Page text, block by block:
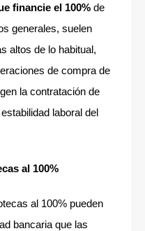
financie el 100% de
generales, suelen
altos de lo habitual,
de compra de
la contratación de
laboral del
al 100%
al 100% pueden
bancaria que las